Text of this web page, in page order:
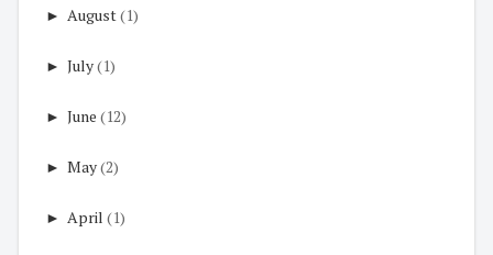
► August(1)
► July(1)
► June (12)
► May(2)
► April (1)